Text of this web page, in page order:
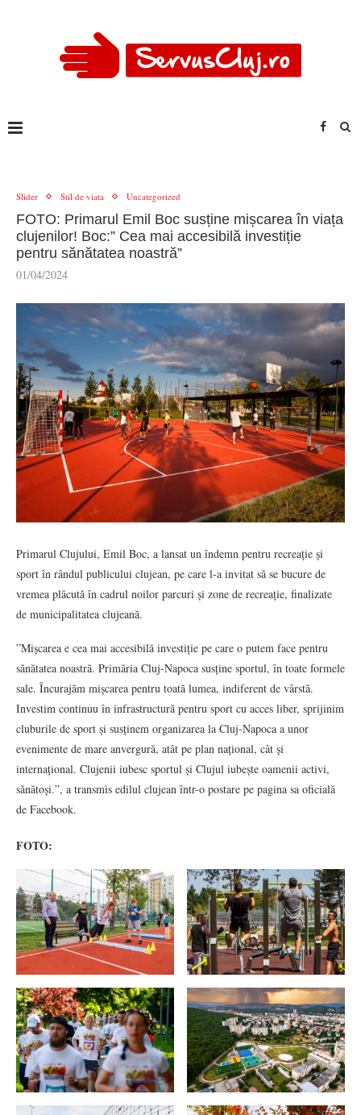
Slider Stil de viata Uncategorized
FOTO: Primarul Emil Boc susține mișcarea în viața
clujenilor! Boc:” Cea mai accesibilă investiție
pentru sănătatea noastră”
01/04/2024
Primarul Clujului, Emil Boc, a lansat un îndemn pentru recreație și
sport în rândul publicului clujean, pe care l-a invitat să se bucure de
vremea plăcută în cadrul noilor parcuri și zone de recreație, finalizate
de municipalitatea clujeană.
”Mișcarea e cea mai accesibilă investiție pe care o putem face pentru
sănătatea noastră. Primăria Cluj-Napoca susține sportul, în toate formele
sale. Încurajăm mișcarea pentru toată lumea, indiferent de vârstă.
Investim continuu în infrastructură pentru sport cu acces liber, sprijinim
cluburile de sport și susținem organizarea la Cluj-Napoca a unor
evenimente de mare anvergură, atât pe plan național, cât și
internațional. Clujenii iubesc sportul și Clujul iubește oamenii activi,
sănătoși.”, a transmis edilul clujean într-o postare pe pagina sa oficială
de Facebook.
FOTO: